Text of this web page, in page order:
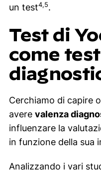
un test4,5.
Test di
come test
Cerchiamo di capire
avere valenza
influenzare la
in funzione della sua
Analizzando i vari